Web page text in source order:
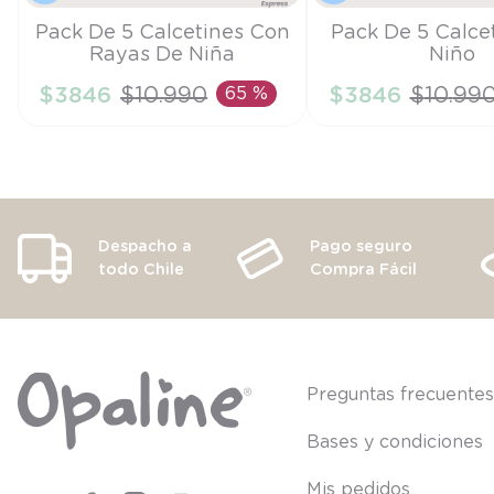
Talla
AÑADIR AL CARRITO
Pack De 5 Calcetines Con
Rayas De Niña
$3846 $10.990 65 %
Talla
AÑADIR AL
Pack De 5
Niño
$3846 $10.
Despacho a
todo Chile
Pago seguro
Compra Fácil
Preguntas frecuentes
Bases y condiciones
Mis pedidos